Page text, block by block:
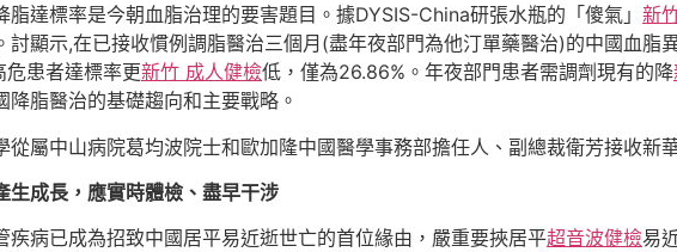
脂達標率是今朝血脂治理的要害題目。據DYSIS-China研張水瓶的「傻氣」 新
討顯示,在已接收慣例調脂醫治三個月(盡年夜部門為他汀單藥醫治)的中國血
患者達標率更新竹 成人健檢低，僅為26.86%。年夜部門患者需調劑現有的降
降脂醫治的基礎趨向和主要戰略。
從屬中山病院葛均波院士和歐加隆中國醫學事務部擔任人、副總裁衛芳接收新
生成長，應實時體檢、盡早干涉
疾病已成為招致中國居平易近逝世亡的首位緣由，嚴重要挾居平超音波健檢易